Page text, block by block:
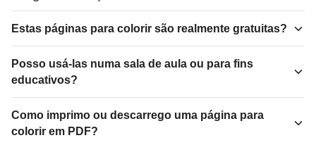
Estas páginas para colorir são realmente gratuitas?
Posso usá-las numa sala de aula ou para fins
educativos?
Como imprimo ou descarrego uma página para
colorir em PDF?